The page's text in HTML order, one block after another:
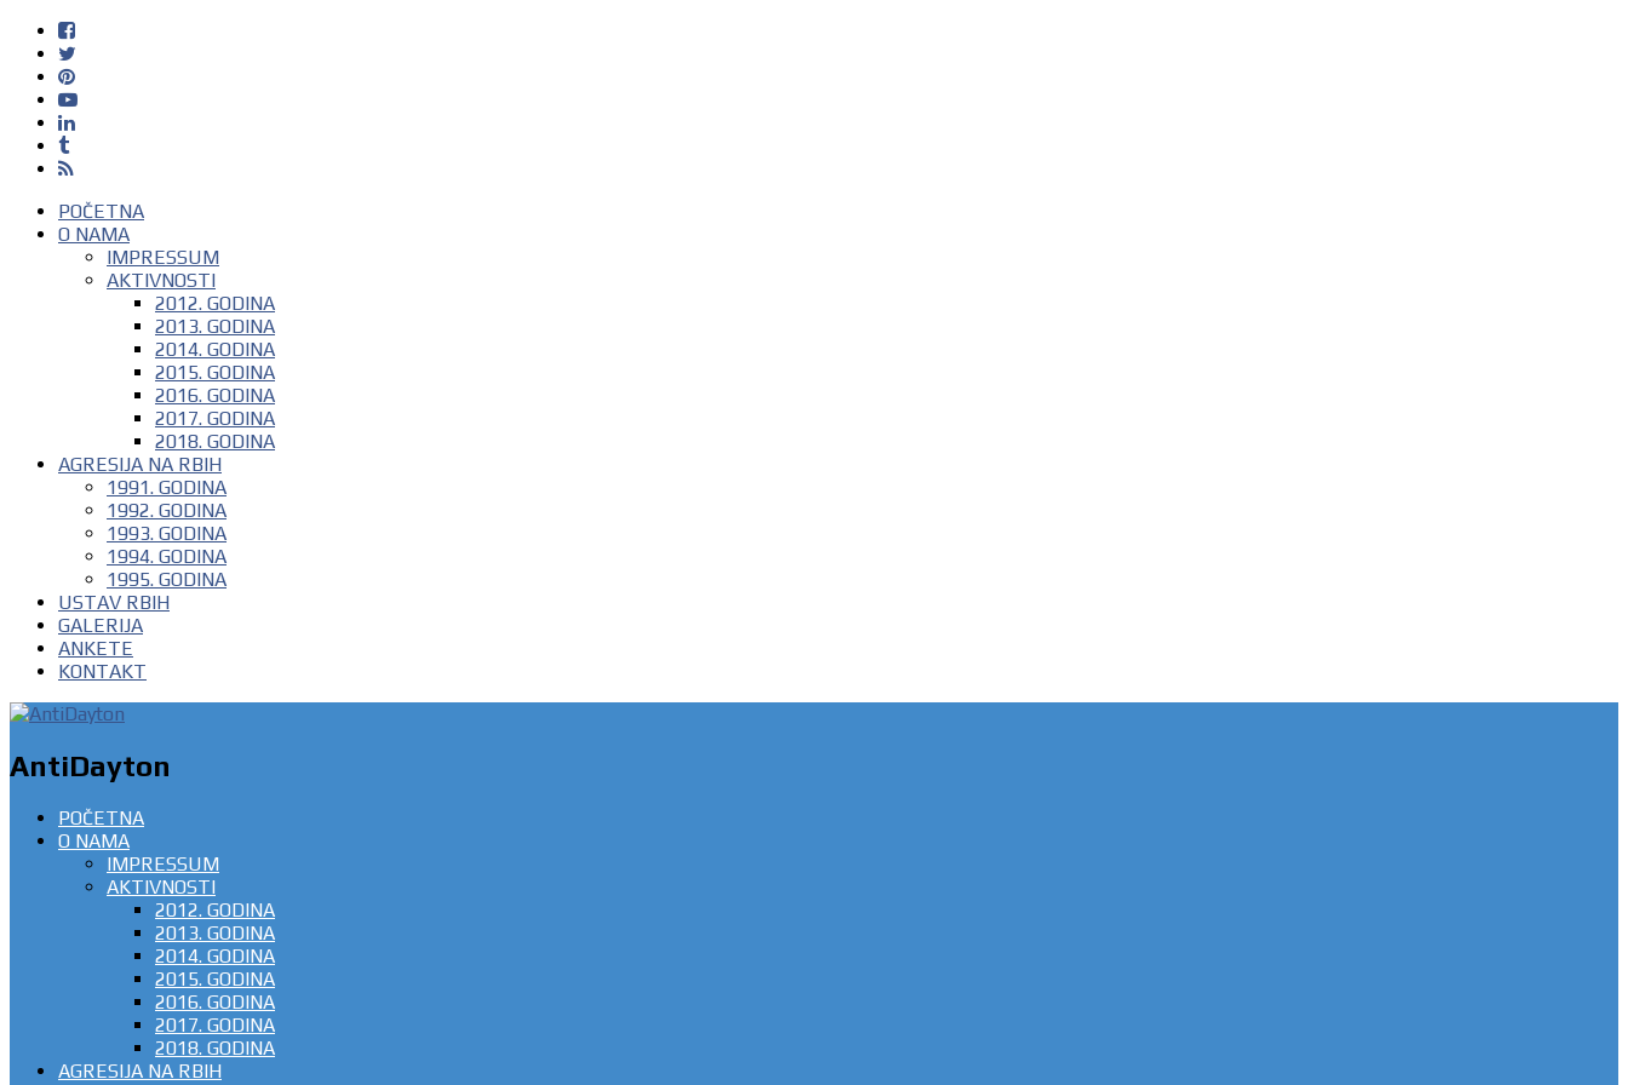
POČETNA
O NAMA
IMPRESSUM
AKTIVNOSTI
2012. GODINA
2013. GODINA
2014. GODINA
2015. GODINA
2016. GODINA
2017. GODINA
2018. GODINA
AGRESIJA NA RBIH
1991. GODINA
1992. GODINA
1993. GODINA
1994. GODINA
1995. GODINA
USTAV RBIH
GALERIJA
ANKETE
KONTAKT
AntiDayton
POČETNA
O NAMA
IMPRESSUM
AKTIVNOSTI
2012. GODINA
2013. GODINA
2014. GODINA
2015. GODINA
2016. GODINA
2017. GODINA
2018. GODINA
AGRESIJA NA RBIH